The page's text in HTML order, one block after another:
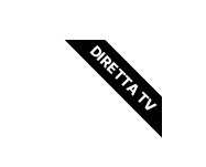
DIRETTA TV